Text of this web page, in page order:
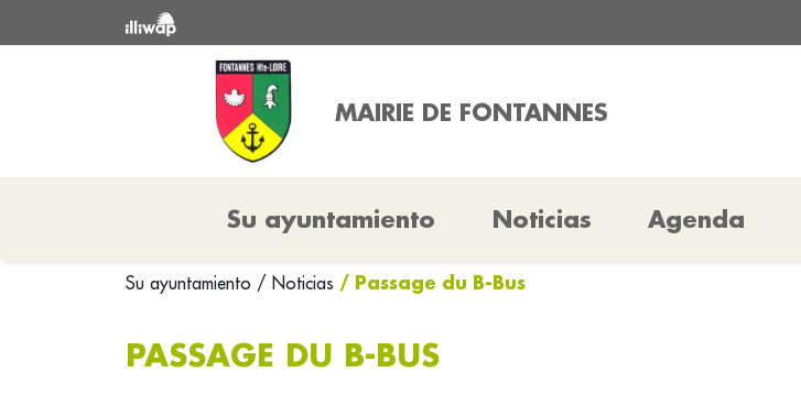
MAIRIE DE FONTANNES
Su ayuntamiento Noticias Agenda
Su ayuntamiento / Noticias / Passage du B-Bus
PASSAGE DU B-BUS